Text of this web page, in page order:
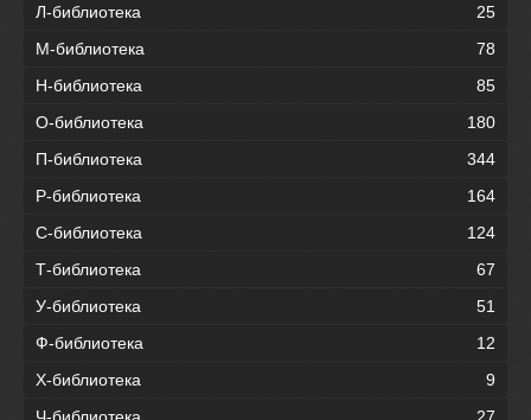
Л-библиотека
25
М-библиотека
78
Н-библиотека
85
О-библиотека
180
П-библиотека
344
Р-библиотека
164
С-библиотека
124
Т-библиотека
67
У-библиотека
51
Ф-библиотека
12
Х-библиотека
9